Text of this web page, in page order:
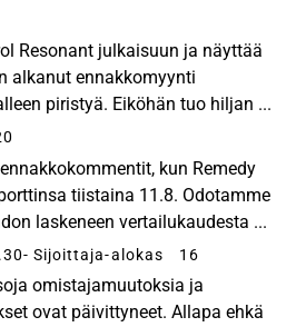
Resonant julkaisuun ja näyttää
alkanut ennakkomyynti
piristyä. Eiköhän tuo hiljan ...
kun Remedy
tiistaina 11.8. Odotamme
laskeneen vertailukaudesta ...
- Sijoittaja-alokas 16
omistajamuutoksia ja
ovat päivittyneet. Allapa ehkä